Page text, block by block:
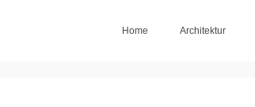
Home Architektur